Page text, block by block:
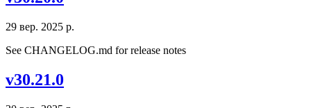
29 вер. 2025 р.
See CHANGELOG.md for release notes
v30.21.0